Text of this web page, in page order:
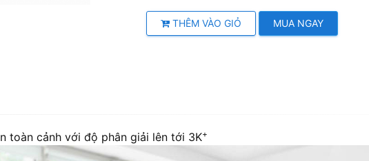
THÊM VÀO GIỎ MUA NGAY
toàn cảnh với độ phân giải lên tới 3K+